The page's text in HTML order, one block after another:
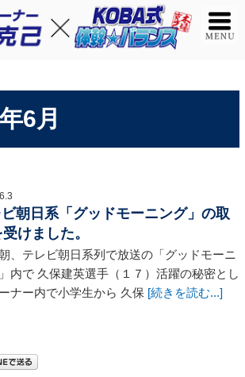
6月
朝日系「グッドモーニング」の取
けました。
、テレビ朝日系列で放送の「グッドモーニ
内で 久保建英選手（１７）活躍の秘密とし
ナー内で小学生から 久保 [続きを読む...]